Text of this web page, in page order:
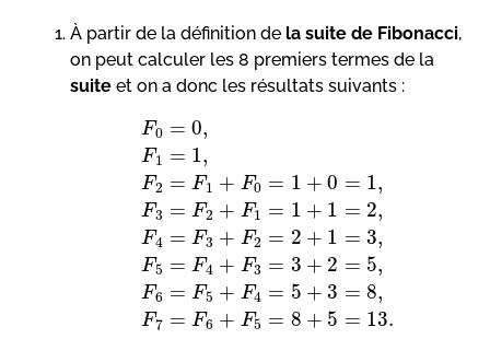
À partir de la définition de la suite de Fibonacci,
on peut calculer les 8 premiers termes de la
suite et on a donc les résultats suivants :
F0
F1
F2
F3
F4
F5
F6
F7
= 0,
= 1,
= F1 + F0 = 1 + 0 = 1,
= F2 + F1 = 1 + 1 = 2,
= F3 + F2 = 2 + 1 = 3,
= F4 + F3 = 3 + 2 = 5,
= F5 + F4 = 5 + 3 = 8,
= F6 + F5 = 8 + 5 = 13.